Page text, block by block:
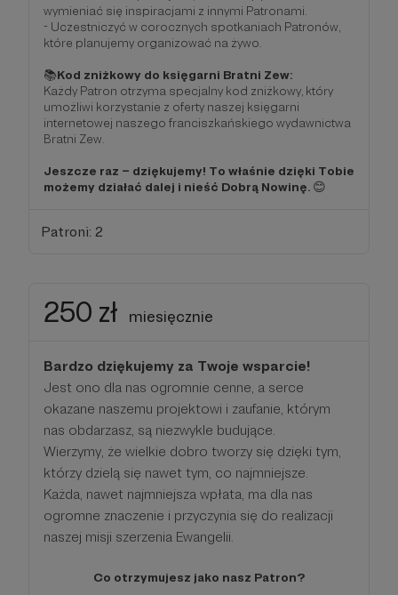
wymieniać się inspiracjami z innymi Patronami.
- Uczestniczyć w corocznych spotkaniach Patronów,
które planujemy organizować na żywo.
📚Kod zniżkowy do księgarni Bratni Zew:
Każdy Patron otrzyma specjalny kod zniżkowy, który
umożliwi korzystanie z oferty naszej księgarni
internetowej naszego franciszkańskiego wydawnictwa
Bratni Zew.
Jeszcze raz – dziękujemy! To właśnie dzięki Tobie
możemy działać dalej i nieść Dobrą Nowinę. 😊
Patroni: 2
250 zł miesięcznie
Bardzo dziękujemy za Twoje wsparcie!
Jest ono dla nas ogromnie cenne, a serce
okazane naszemu projektowi i zaufanie, którym
nas obdarzasz, są niezwykle budujące.
Wierzymy, że wielkie dobro tworzy się dzięki tym,
którzy dzielą się nawet tym, co najmniejsze.
Każda, nawet najmniejsza wpłata, ma dla nas
ogromne znaczenie i przyczynia się do realizacji
naszej misji szerzenia Ewangelii.
Co otrzymujesz jako nasz Patron?